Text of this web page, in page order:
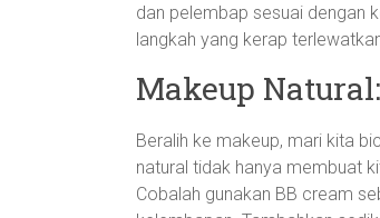
dan pelembap sesuai dengan
langkah yang kerap
Makeup
Beralih ke makeup, mari kita
natural tidak hanya membuat
Cobalah gunakan BB cream